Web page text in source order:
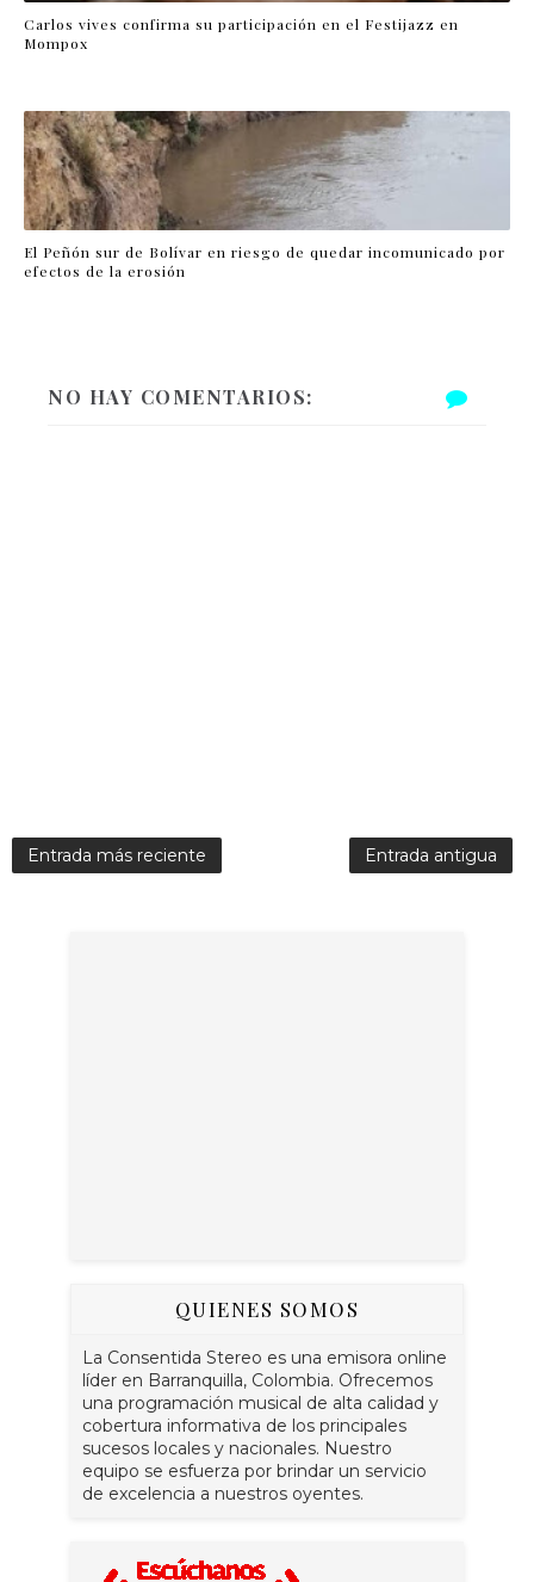
Carlos vives confirma su participación en el Festijazz en
Mompox
El Peñón sur de Bolívar en riesgo de quedar incomunicado por
efectos de la erosión
NO HAY COMENTARIOS:
Entrada más reciente Entrada antigua
QUIENES SOMOS
La Consentida Stereo es una emisora online
líder en Barranquilla, Colombia. Ofrecemos
una programación musical de alta calidad y
cobertura informativa de los principales
sucesos locales y nacionales. Nuestro
equipo se esfuerza por brindar un servicio
de excelencia a nuestros oyentes.